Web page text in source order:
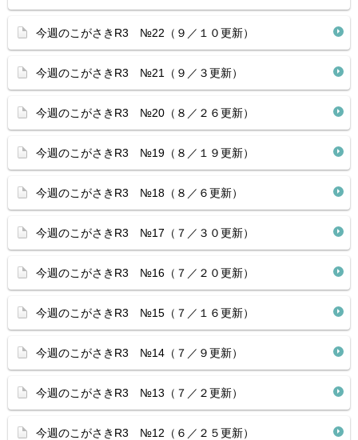
今週のこがさきR3 №22（９／１０更新）
今週のこがさきR3 №21（９／３更新）
今週のこがさきR3 №20（８／２６更新）
今週のこがさきR3 №19（８／１９更新）
今週のこがさきR3 №18（８／６更新）
今週のこがさきR3 №17（７／３０更新）
今週のこがさきR3 №16（７／２０更新）
今週のこがさきR3 №15（７／１６更新）
今週のこがさきR3 №14（７／９更新）
今週のこがさきR3 №13（７／２更新）
今週のこがさきR3 №12（６／２５更新）